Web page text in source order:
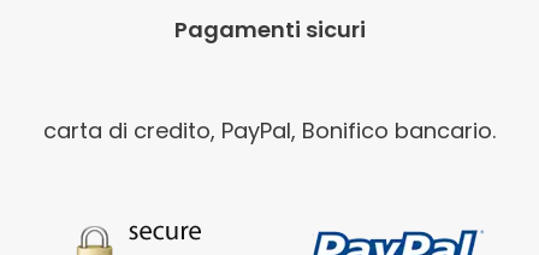
Pagamenti sicuri
carta di credito, PayPal, Bonifico bancario.